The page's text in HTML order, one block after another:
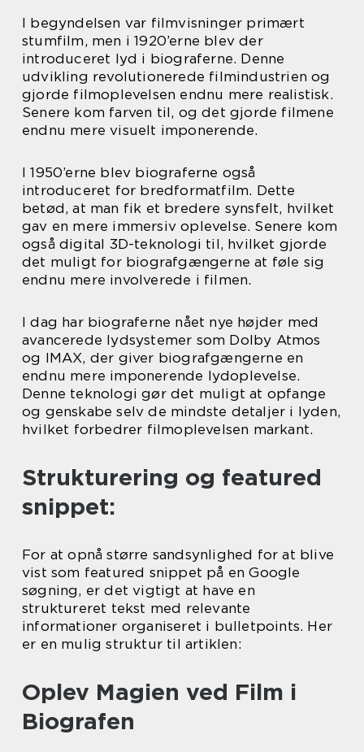
I begyndelsen var filmvisninger primært
stumfilm, men i 1920’erne blev der
introduceret lyd i biograferne. Denne
udvikling revolutionerede filmindustrien og
gjorde filmoplevelsen endnu mere realistisk.
Senere kom farven til, og det gjorde filmene
endnu mere visuelt imponerende.
I 1950’erne blev biograferne også
introduceret for bredformatfilm. Dette
betød, at man fik et bredere synsfelt, hvilket
gav en mere immersiv oplevelse. Senere kom
også digital 3D-teknologi til, hvilket gjorde
det muligt for biografgængerne at føle sig
endnu mere involverede i filmen.
I dag har biograferne nået nye højder med
avancerede lydsystemer som Dolby Atmos
og IMAX, der giver biografgængerne en
endnu mere imponerende lydoplevelse.
Denne teknologi gør det muligt at opfange
og genskabe selv de mindste detaljer i lyden,
hvilket forbedrer filmoplevelsen markant.
Strukturering og featured
snippet:
For at opnå større sandsynlighed for at blive
vist som featured snippet på en Google
søgning, er det vigtigt at have en
struktureret tekst med relevante
informationer organiseret i bulletpoints. Her
er en mulig struktur til artiklen:
Oplev Magien ved Film i
Biografen